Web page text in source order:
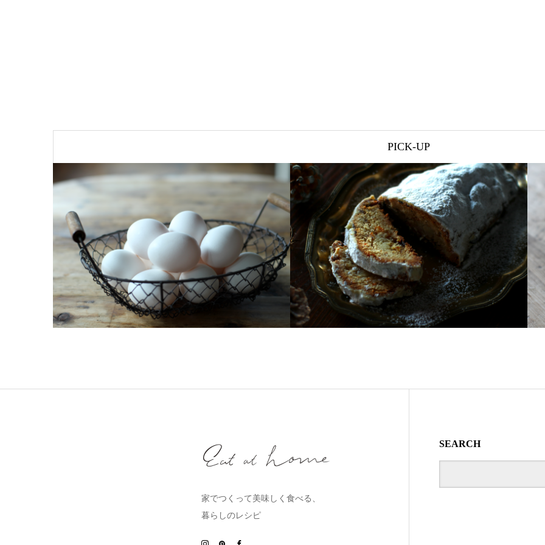
PICK-UP
家でつくって美味しく食べる、
暮らしのレシピ
SEARCH